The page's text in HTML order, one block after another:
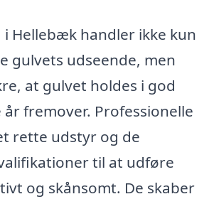
i Hellebæk handler ikke kun
gulvets udseende, men
at gulvet holdes i god
fremover. Professionelle
rette udstyr og de
til at udføre
og skånsomt. De skaber